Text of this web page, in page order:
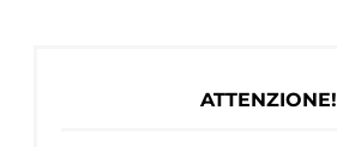
ATTENZIONE!